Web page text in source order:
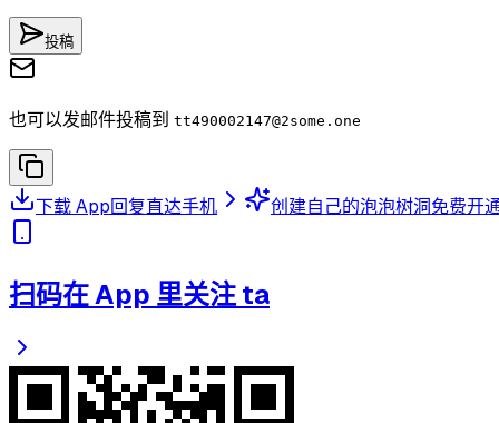
投稿
也可以发邮件投稿到 tt490002147@2some.one
下载 App回复直达手机 创建自己的泡泡树洞免费开
扫码在 App 里关注 ta